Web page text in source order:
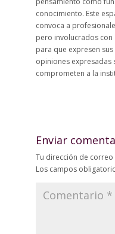
conocimiento. Este
convoca a
pero involucrados con
para que expresen
opiniones expresadas
comprometen a la
Enviar
Tu dirección de
Los campos